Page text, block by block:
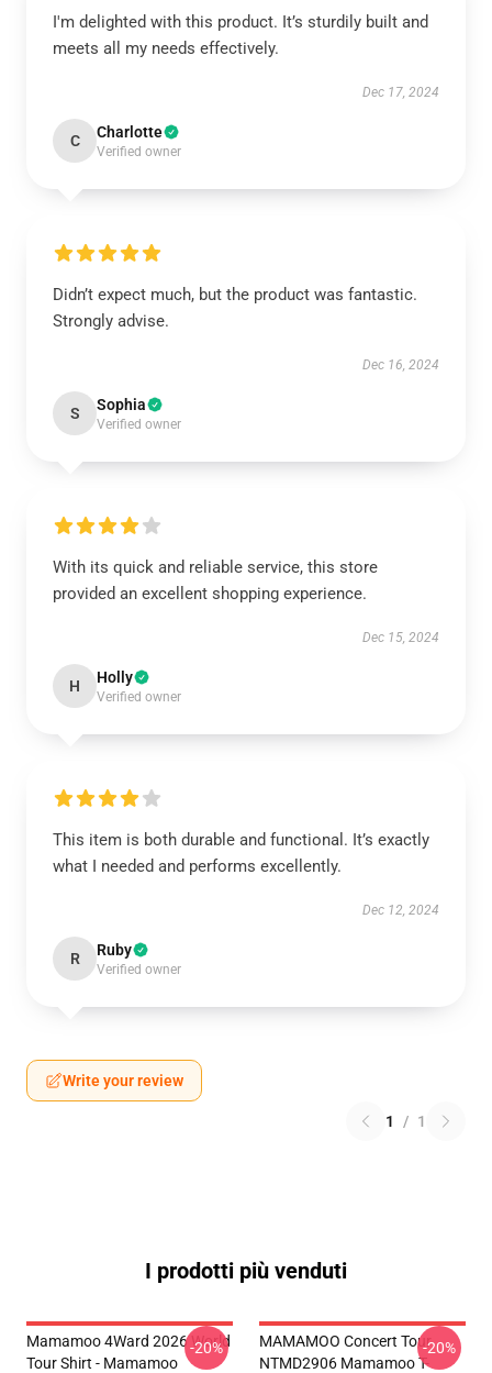
I'm delighted with this product. It’s sturdily built and
meets all my needs effectively.
Dec 17, 2024
C Charlotte
Verified owner
Didn’t expect much, but the product was fantastic.
Strongly advise.
Dec 16, 2024
S Sophia
Verified owner
With its quick and reliable service, this store
provided an excellent shopping experience.
Dec 15, 2024
H Holly
Verified owner
This item is both durable and functional. It’s exactly
what I needed and performs excellently.
Dec 12, 2024
R Ruby
Verified owner
Write your review
1 / 1
I prodotti più venduti
Mamamoo 4Ward 2026 World
Tour Shirt - Mamamoo
-20%
MAMAMOO Concert Tour
NTMD2906 Mamamoo T-
-20%